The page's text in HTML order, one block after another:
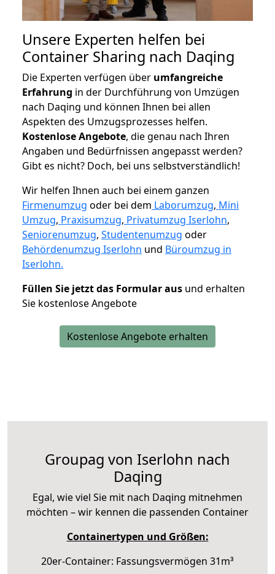
Unsere Experten helfen bei
Container Sharing nach Daqing
Die Experten verfügen über umfangreiche
Erfahrung in der Durchführung von Umzügen
nach Daqing und können Ihnen bei allen
Aspekten des Umzugsprozesses helfen.
Kostenlose Angebote, die genau nach Ihren
Angaben und Bedürfnissen angepasst werden?
Gibt es nicht? Doch, bei uns selbstverständlich!
Wir helfen Ihnen auch bei einem ganzen
Firmenumzug oder bei dem Laborumzug, Mini
Umzug, Praxisumzug, Privatumzug Iserlohn,
Seniorenumzug, Studentenumzug oder
Behördenumzug Iserlohn und Büroumzug in
Iserlohn.
Füllen Sie jetzt das Formular aus und erhalten
Sie kostenlose Angebote
Kostenlose Angebote erhalten
Groupag von Iserlohn nach
Daqing
Egal, wie viel Sie mit nach Daqing mitnehmen
möchten – wir kennen die passenden Container
Containertypen und Größen:
20er-Container: Fassungsvermögen 31m³